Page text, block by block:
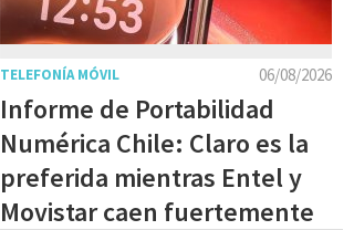
06/08/2026
TELEFONÍA MÓVIL
Informe de Portabilidad
Numérica Chile: Claro es la
preferida mientras Entel y
Movistar caen fuertemente